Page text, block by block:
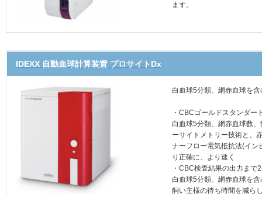
ます。
IDEXX 自動血球計算装置 プロサイトDx
白血球5分類、網赤血球を
・CBCゴールドスタンダー
白血球5分類、網赤血球数
ーサイトメトリー技術と、
ナーフロー電気抵抗法(イン
り正確に、より速く
・CBC検査結果の出力まで
白血球5分類、網赤血球を
飼い主様の待ち時間を減ら